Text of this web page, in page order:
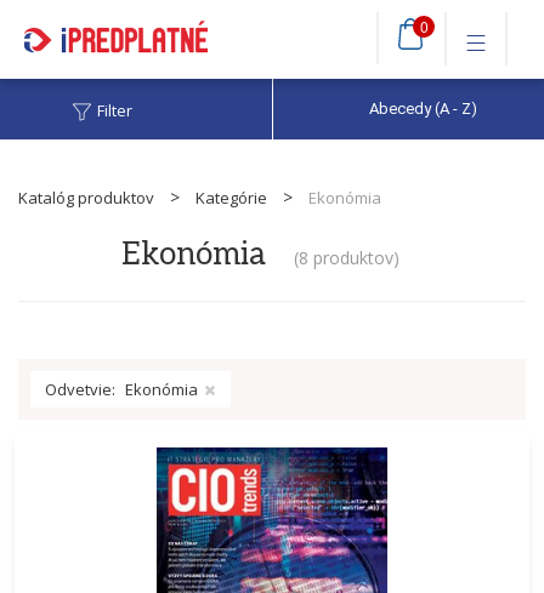
0
Katalóg produktov Kategórie Ekonómia
Ekonómia (8 produktov)
Abecedy (A - Z)
Filter
Odvetvie: Ekonómia